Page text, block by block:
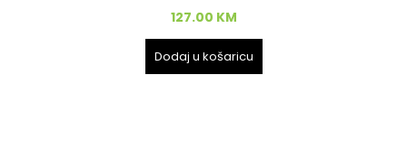
0
o
127.00 KM
Dodaj u košaricu